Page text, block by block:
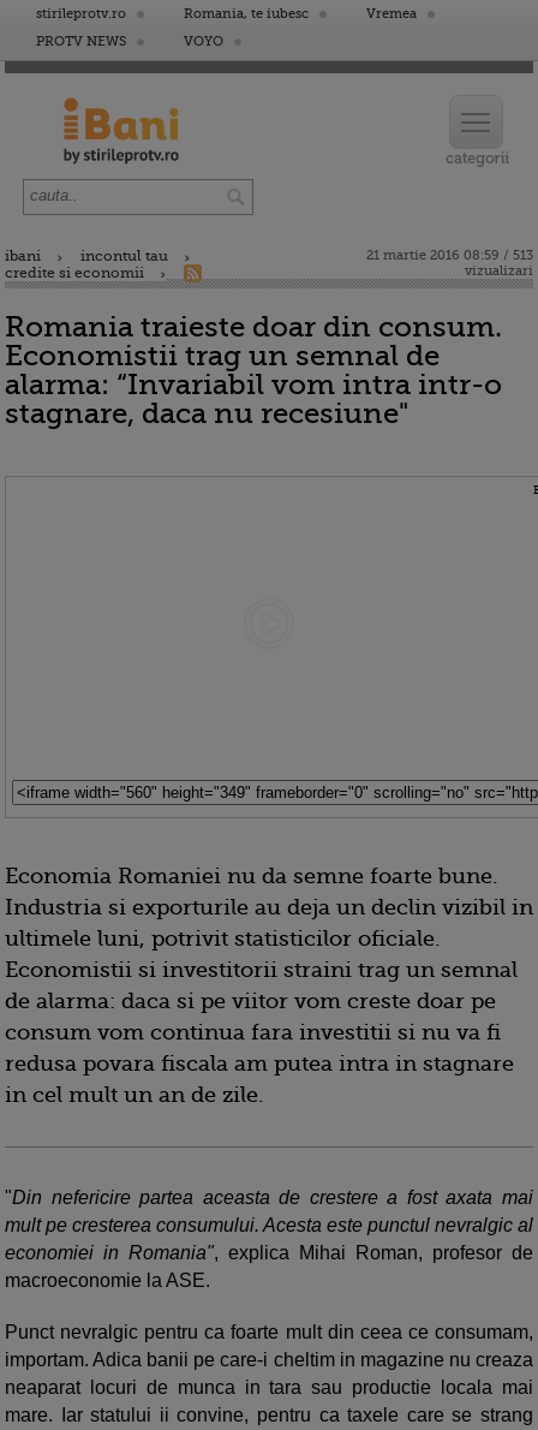
stirileprotv.ro Romania, te iubesc
Vremea
PROTV NEWS
VOYO
ibani
incontul tau
credite si economii
21 martie 2016 08:59 / 513
vizualizari
Romania traieste doar din consum.
Economistii trag un semnal de
alarma: “Invariabil vom intra intr-o
stagnare, daca nu recesiune"
Economia Romaniei nu da semne foarte bune.
Industria si exporturile au deja un declin vizibil in
ultimele luni, potrivit statisticilor oficiale.
Economistii si investitorii straini trag un semnal
de alarma: daca si pe viitor vom creste doar pe
consum vom continua fara investitii si nu va fi
redusa povara fiscala am putea intra in stagnare
in cel mult un an de zile.
"Din nefericire partea aceasta de crestere a fost axata mai
mult pe cresterea consumului. Acesta este punctul nevralgic al
economiei in Romania", explica Mihai Roman, profesor de
macroeconomie la ASE.
Punct nevralgic pentru ca foarte mult din ceea ce consumam,
importam. Adica banii pe care-i cheltim in magazine nu creaza
neaparat locuri de munca in tara sau productie locala mai
mare. Iar statului ii convine, pentru ca taxele care se strang